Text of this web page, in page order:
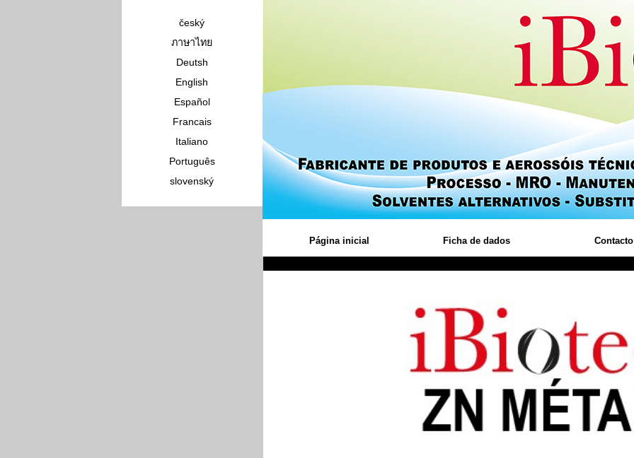
český
ภาษาไทย
Deutsh
English
Español
Francais
Italiano
Português
slovenský
Página inicial Ficha de dados Contacto